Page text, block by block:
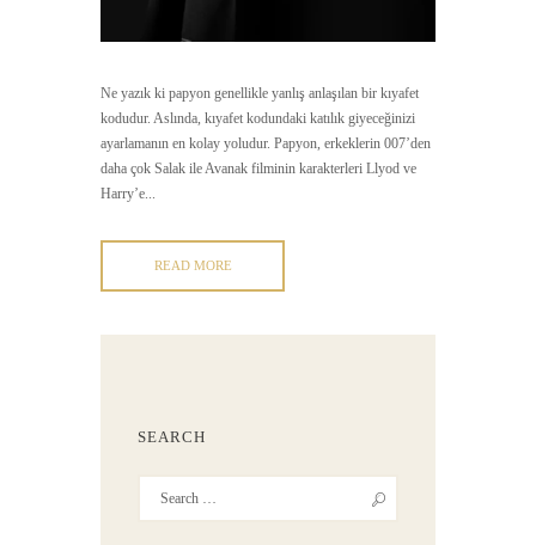
Ne yazık ki papyon genellikle yanlış anlaşılan bir kıyafet
kodudur. Aslında, kıyafet kodundaki katılık giyeceğinizi
ayarlamanın en kolay yoludur. Papyon, erkeklerin 007’den
daha çok Salak ile Avanak filminin karakterleri Llyod ve
Harry’e...
READ MORE
SEARCH